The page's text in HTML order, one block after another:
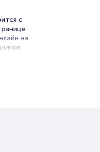
с
на